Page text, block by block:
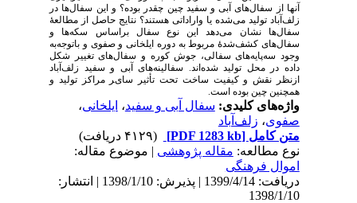
آنها از سفال‌های آبی و سفید چین چقدر بوده؟ و این سفال‌ها در
زلف‌آباد تولید می‌شده یا واراداتی هستند؟ نتایج حاصل از مطالعۀ
سفال‌ها نشان می‌دهد این نوع سفال براساس سکه‌ها و
سفال‌های کشف‌شدۀ مربوط به دوره ایلخانی و صفوی و با‌توجه‌به
وجود سه‌پایه‌های سفالی، جوش کوره و سفال‌های تغییر شکل
داده در محل تولید شده‌اند. ﺳﻔﺎﻟﯿﻨﻪ‌ﻫﺎﯼ آبی و سفید زلف‌آباد
ازنظر ﻧﻘﺶ ﻭ ﮐﯿﻔﯿﺖ ﺳﺎﺧﺖ تحت تأثیر ﺳﺎیﺮ ﻣﺮﺍﮐﺰ ﺗﻮﻟﯿﺪ و
همچنین ﭼﯿﻦ ﺑﻮﺩﻩ ﺍﺳﺖ.
واژه‌های کلیدی:سفال آبی و سفید،ایلخانی،
صفوی،زلف‌آباد
متن کامل[PDF 1283 kb]
نوع مطالعه:مقاله پژوهشی| موضوع مقاله:
اموال فرهنگی
دریافت: 1399/4/14 | پذیرش: 1398/1/10 | انتشار:
1398/1/10